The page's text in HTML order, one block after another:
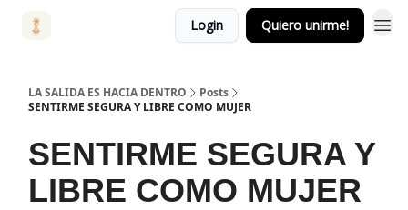
Login Quiero unirme!
LA SALIDA ES HACIA DENTRO
Posts
SENTIRME SEGURA Y LIBRE COMO MUJER
SENTIRME SEGURA Y
LIBRE COMO MUJER